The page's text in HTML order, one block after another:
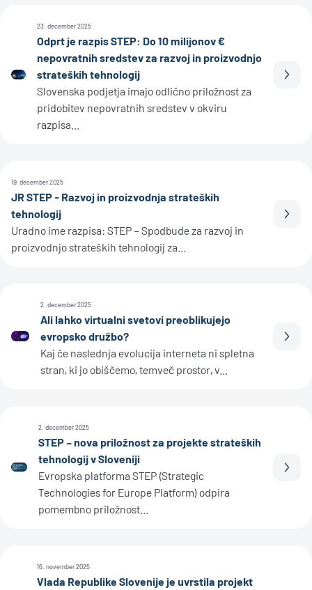
23. december 2025
Odprt je razpis STEP: Do 10 milijonov €
nepovratnih sredstev za razvoj in proizvodnjo
strateških tehnologij
Slovenska podjetja imajo odlično priložnost za
pridobitev nepovratnih sredstev v okviru
razpisa...
19. december 2025
JR STEP - Razvoj in proizvodnja strateških
tehnologij
Uradno ime razpisa: STEP – Spodbude za razvoj in
proizvodnjo strateških tehnologij za...
2. december 2025
Ali lahko virtualni svetovi preoblikujejo
evropsko družbo?
Kaj če naslednja evolucija interneta ni spletna
stran, ki jo obiščemo, temveč prostor, v...
2. december 2025
STEP – nova priložnost za projekte strateških
tehnologij v Sloveniji
Evropska platforma STEP (Strategic
Technologies for Europe Platform) odpira
pomembno priložnost...
16. november 2025
Vlada Republike Slovenije je uvrstila projekt